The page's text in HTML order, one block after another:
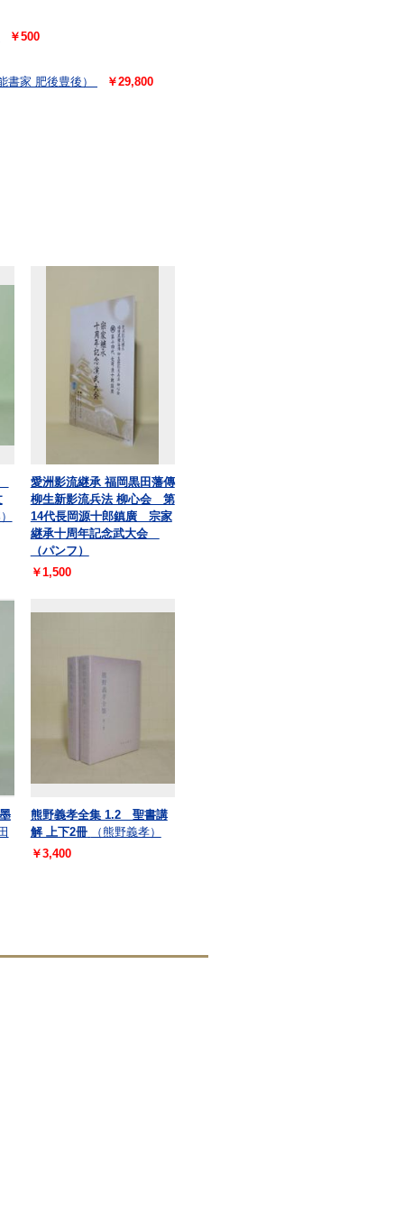
￥500
家 肥後豊後）
￥29,800
愛洲影流継承 福岡黒田藩傳
柳生新影流兵法 柳心会 第
14代長岡源十郎鎮廣 宗家
継承十周年記念武大会
（パンフ）
￥1,500
熊野義孝全集 1.2 聖書講
解 上下2冊
（熊野義孝）
￥3,400